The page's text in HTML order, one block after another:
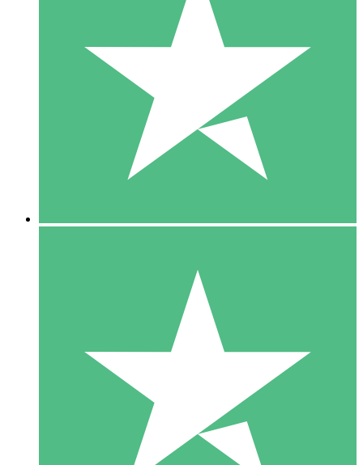
Individuella Kreditpaket
Betala per användning med nedladdningskrediter. Inget
1 Nedladdningar
10 00
10 Nedladdningar
20 00